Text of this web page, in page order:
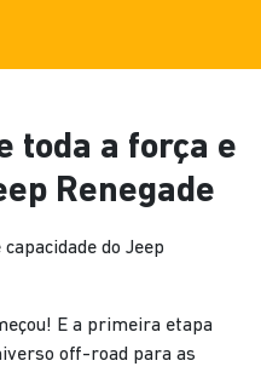
toda a força e
Renegade
do Jeep
E a primeira etapa
off-road para as